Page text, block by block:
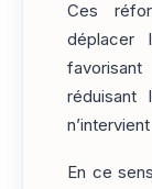
Ces
déplacer
réduisant
En ce